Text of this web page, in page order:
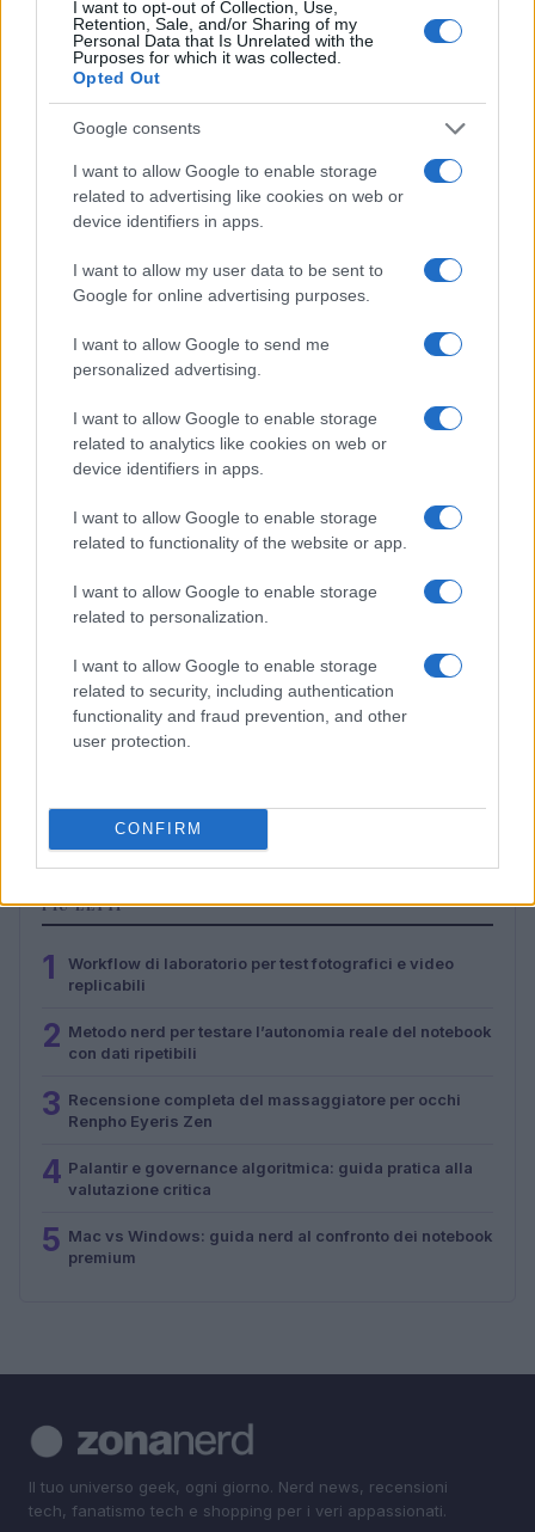
I want to opt-out of Collection, Use,
Retention, Sale, and/or Sharing of my
Personal Data that Is Unrelated with the
Purposes for which it was collected.
Opted Out
Google consents
I want to allow Google to enable storage
related to advertising like cookies on web or
device identifiers in apps.
I want to allow my user data to be sent to
Google for online advertising purposes.
I want to allow Google to send me
personalized advertising.
I want to allow Google to enable storage
related to analytics like cookies on web or
device identifiers in apps.
I want to allow Google to enable storage
related to functionality of the website or app.
I want to allow Google to enable storage
related to personalization.
I want to allow Google to enable storage
related to security, including authentication
functionality and fraud prevention, and other
user protection.
CONFIRM
notebook con dati ripetibili
Andrea Conforti · 31 Lug 2026
RECENSIONI TECH
Recensione completa del massaggiatore per occhi
Andrea Conforti · 29 Lug 2026
PIÙ LETTI
1
Workflow di laboratorio per test fotografici e video
replicabili
2 Metodo nerd per testare l’autonomia reale del notebook
con dati ripetibili
3 Recensione completa del massaggiatore per occhi
Renpho Eyeris Zen
4 Palantir e governance algoritmica: guida pratica alla
valutazione critica
5 Mac vs Windows: guida nerd al confronto dei notebook
premium
Il tuo universo geek, ogni giorno. Nerd news, recensioni
tech, fanatismo tech e shopping per i veri appassionati.